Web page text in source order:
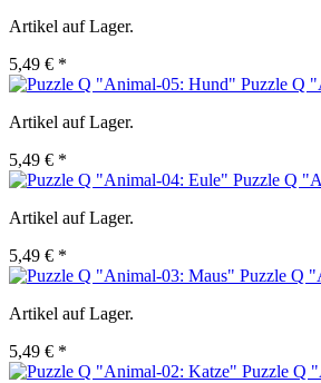
Artikel auf Lager.
5,49 € *
Puzzle Q
Artikel auf Lager.
5,49 € *
Puzzle Q
Artikel auf Lager.
5,49 € *
Puzzle Q
Artikel auf Lager.
5,49 € *
Puzzle Q